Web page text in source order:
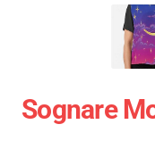
Sognare